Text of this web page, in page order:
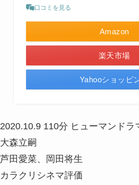
口コミを見る
Amazon
楽天市場
Yahooショッピ
2020.10.9 110分 ヒューマンドラ
大森立嗣
芦田愛菜、岡田将生
カラクリシネマ評価